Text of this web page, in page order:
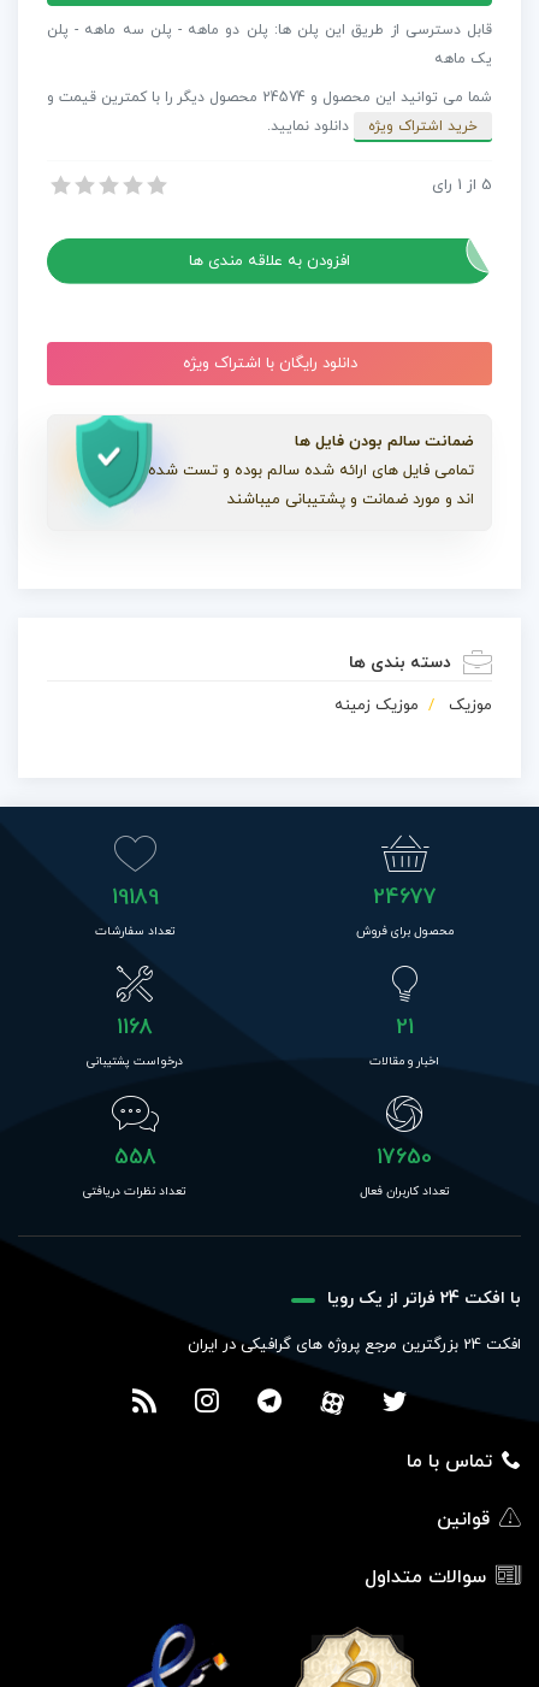
:
دینگ
Ding30
قابل دسترسی از طریق این پلن ها: پلن دو ماهه - پلن سه ماهه - پلن
یک ماهه
شما می توانید این محصول و 24574 محصول دیگر را با کمترین قیمت و
خرید اشتراک ویژه
دانلود نمایید.
افکت صدا : دینگ Positive Pop Ding30
5 از 1 رای
افزودن به علاقه مندی ها
دانلود رایگان با اشتراک ویژه
ضمانت سالم بودن فایل ها
تمامی فایل های ارائه شده سالم بوده و تست شده
اند و مورد ضمانت و پشتیبانی میباشند
دسته بندی ها
موزیک موزیک زمینه
24677
محصول برای فروش
19189
تعداد سفارشات
21
اخبار و مقالات
1168
درخواست پشتیبانی
17650
تعداد کاربران فعال
558
تعداد نظرات دریافتی
با افکت 24 فراتر از یک رویا
افکت 24 بزرگترین مرجع پروژه های گرافیکی در ایران
تماس با ما
قوانین
سوالات متداول